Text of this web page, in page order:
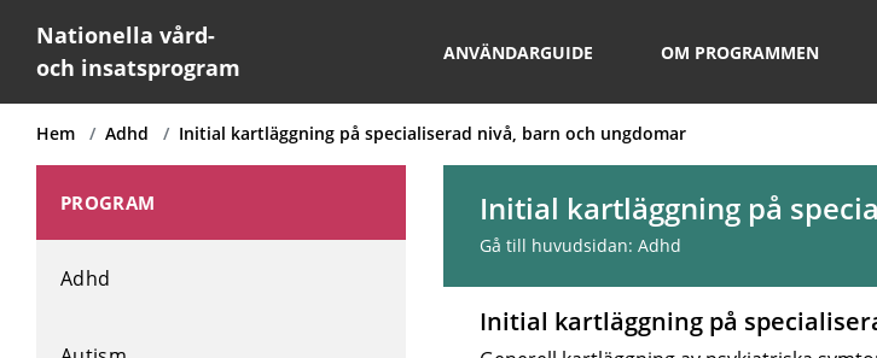
Nationella vård-
och insatsprogram
ANVÄNDARGUIDE OM PROGRAMMEN
Hem Adhd Initial kartläggning på specialiserad nivå, barn och ungdomar
PROGRAM
Adhd
Initial kartläggning på
Gå till huvudsidan: Adhd
Initial kartläggning på